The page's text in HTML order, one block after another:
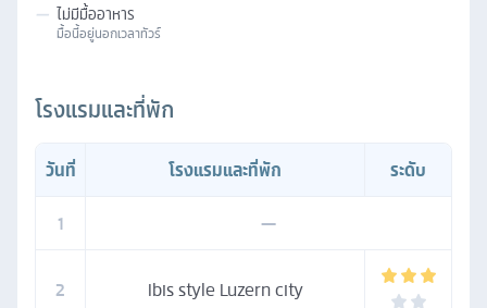
— ไม่มีมื้ออาหาร
มื้อนี้อยู่นอกเวลาทัวร์
โรงแรมและที่พัก
วันที่ โรงแรมและที่พัก
ระดับ
1
—
2 Ibis style Luzern city